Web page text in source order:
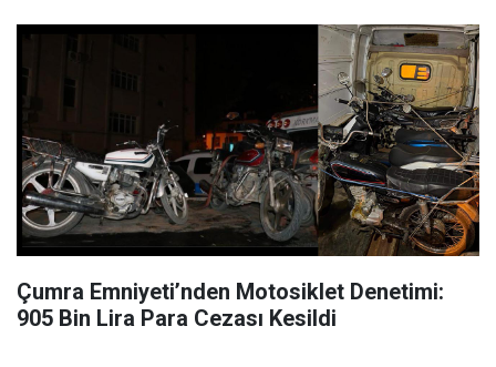
Çumra Emniyeti’nden Motosiklet Denetimi:
905 Bin Lira Para Cezası Kesildi